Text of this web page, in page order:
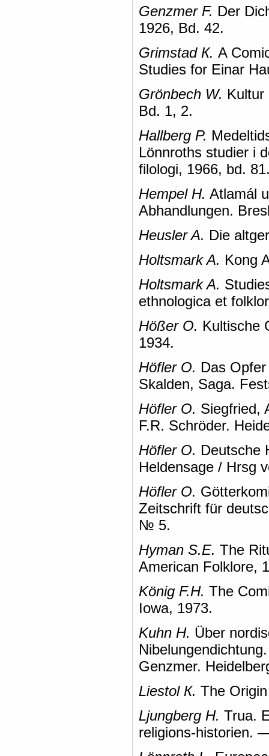
Genzmer F. Der
1926, Bd. 42.
Grimstad К. A
Studies for Einar
Grönbech W. Kultur
Bd. 1, 2.
Hallberg P.
Lönnroths studier i
filologi, 1966, bd.
Hempel H. Atlamál
Abhandlungen.
Heusler A. Die
Holtsmark A. Kong
Holtsmark A.
ethnologica et
Hößer O. Kultische
1934.
Höfler O. Das
Skalden, Saga.
Höfler O. Siegfried,
F.R. Schröder.
Höfler O. Deutsche
Heldensage / Hrsg
Höfler О.
Zeitschrift für
№ 5.
Нуman S.E. The
American Folklore,
König F.H. The
Iowa, 1973.
Kuhn H. Über
Genzmer.
Liestol К. The
Ljungberg H. Trua.
religions-historien.